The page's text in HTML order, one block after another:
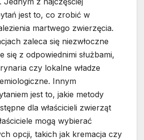
jest to, co zrobić w
martwego zwierzęcia.
zaleca się niezwłoczne
się z odpowiednimi służbami,
czy lokalne władze
Innym
jest to, jakie metody
dla właścicieli zwierząt
mogą wybierać
opcji, takich jak kremacja czy